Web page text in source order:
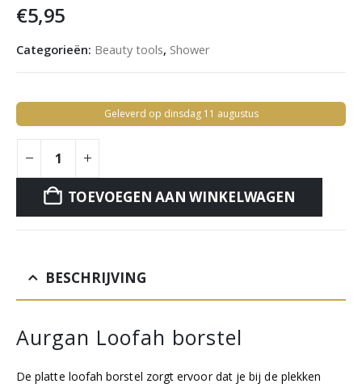
€5,95
Categorieën: Beauty tools, Shower
Geleverd op dinsdag 11 augustus
TOEVOEGEN AAN WINKELWAGEN
BESCHRIJVING
Aurgan Loofah borstel
De platte loofah borstel zorgt ervoor dat je bij de plekken